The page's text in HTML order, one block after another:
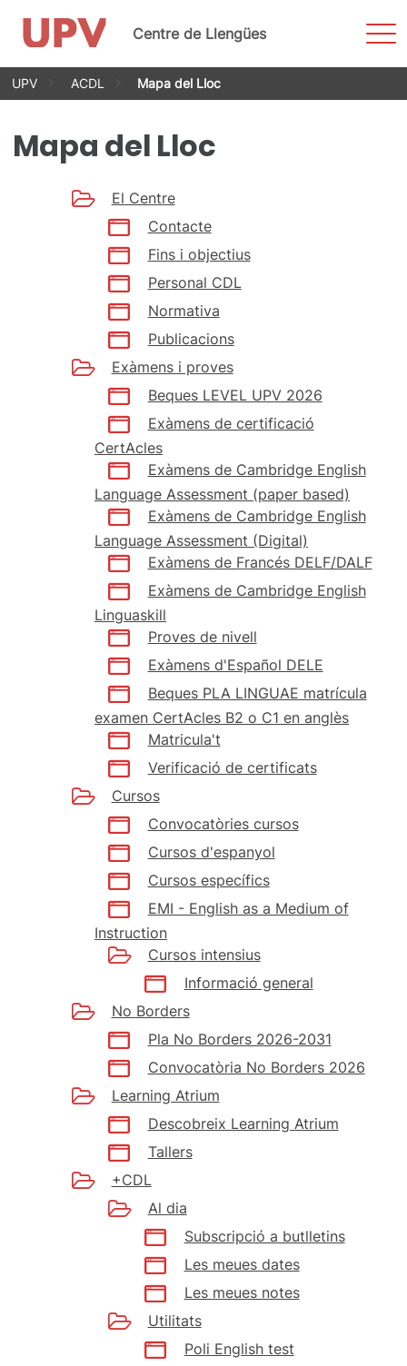
Vés
Centre de Llengües
UPV ACDL Mapa del Lloc
Mapa del Lloc
El Centre
Contacte
Fins i objectius
Personal CDL
Normativa
Publicacions
Exàmens i proves
Beques LEVEL UPV 2026
Exàmens de certificació
CertAcles
Exàmens de Cambridge English
Language Assessment (paper based)
Exàmens de Cambridge English
Language Assessment (Digital)
Exàmens de Francés DELF/DALF
Exàmens de Cambridge English
Linguaskill
Proves de nivell
Exàmens d'Español DELE
Beques PLA LINGUAE matrícula
examen CertAcles B2 o C1 en anglès
Matricula't
Verificació de certificats
Cursos
Convocatòries cursos
Cursos d'espanyol
Cursos específics
EMI - English as a Medium of
Instruction
Cursos intensius
Informació general
No Borders
Pla No Borders 2026-2031
Convocatòria No Borders 2026
Learning Atrium
Descobreix Learning Atrium
Tallers
+CDL
Al dia
Subscripció a butlletins
Les meues dates
Les meues notes
Utilitats
Poli English test